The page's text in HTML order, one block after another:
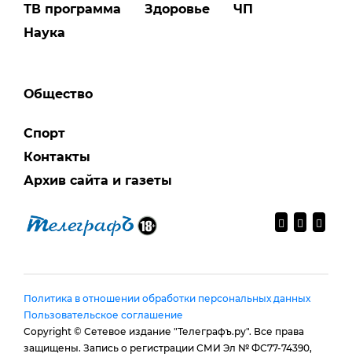
ТВ программа
Наука
Здоровье
ЧП
Общество
Спорт
Контакты
Архив сайта и газеты
Политика в отношении обработки персональных данных
Пользовательское соглашение
Copyright © Сетевое издание "Телеграфъ.ру". Все права
защищены. Запись о регистрации СМИ Эл № ФС77-74390,